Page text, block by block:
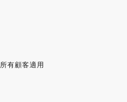
所有顧客適用